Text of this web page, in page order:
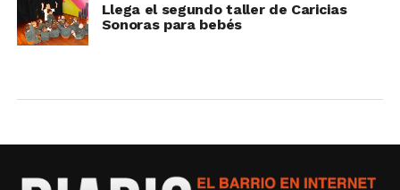
Llega el segundo taller de Caricias
Sonoras para bebés